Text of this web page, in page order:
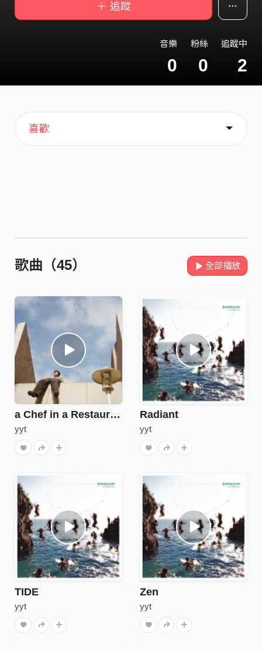
＋ 追蹤
音樂
0
粉絲
0
追蹤中
2
主頁
喜歡
關於
歌曲（45） 全部播放
a Chef in a Restaurant
yyt
Radiant
yyt
TIDE
yyt
Zen
yyt